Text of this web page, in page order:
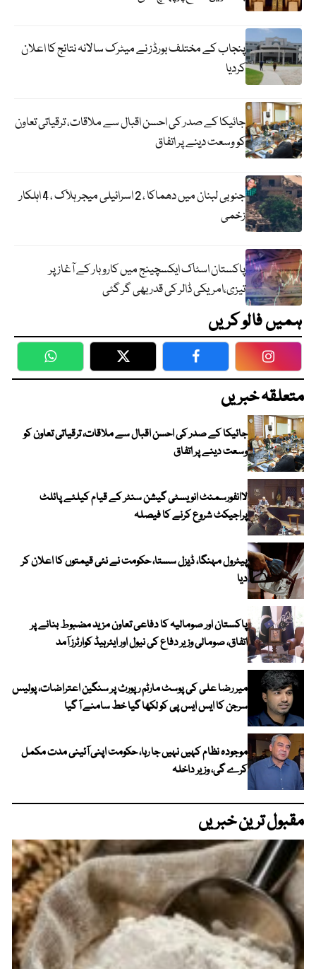
پنجاب کے مختلف بورڈز نے میٹرک سالانہ نتائج کا اعلان
کردیا
جائیکا کے صدر کی احسن اقبال سے ملاقات، ترقیاتی تعاون
کو وسعت دینے پر اتفاق
جنوبی لبنان میں دھماکا ، 2 اسرائیلی میجر ہلاک ، 4 اہلکار
زخمی
پاکستان اسٹاک ایکسچینج میں کاروبار کے آغاز پر
تیزی،امریکی ڈالر کی قدر بھی گر گئی
ہمیں فالو کریں
WhatsApp Twitter Facebook
متعلقہ خبریں
جائیکا کے صدر کی احسن اقبال سے ملاقات، ترقیاتی تعاون کو
وسعت دینے پر اتفاق
لاانفورسمنٹ انویسٹی گیشن سنٹر کے قیام کیلئے پائلٹ
پراجیکٹ شروع کرنے کا فیصلہ
پیٹرول مہنگا، ڈیزل سستا، حکومت نے نئی قیمتوں کا اعلان کر
دیا
پاکستان اور صومالیہ کا دفاعی تعاون مزید مضبوط بنانے پر
اتفاق، صومالی وزیر دفاع کی نیول اور ایئرہیڈ کوارٹرز آمد
میر رضا علی کی پوسٹ مارٹم رپورٹ پر سنگین اعتراضات، پولیس
سرجن کا ایس ایس پی کو لکھا گیا خط سامنے آ گیا
موجودہ نظام کہیں نہیں جا رہا، حکومت اپنی آئینی مدت مکمل
کرے گی، وزیر داخلہ
مقبول ترین خبریں